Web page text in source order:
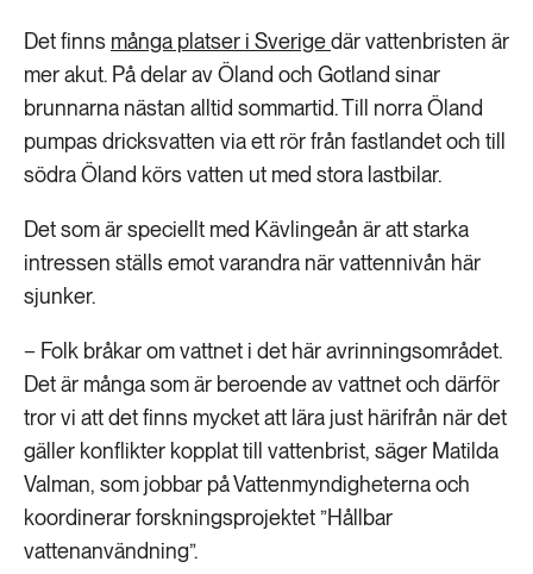
Det finns många platser i Sverigedär vattenbristen är
mer akut. På delar av Öland och Gotland sinar
brunnarna nästan alltid sommartid. Till norra Öland
pumpas dricksvatten via ett rör från fastlandet och till
södra Öland körs vatten ut med stora lastbilar.
Det som är speciellt med Kävlingeån är att starka
intressen ställs emot varandra när vattennivån här
sjunker.
− Folk bråkar om vattnet i det här avrinningsområdet.
Det är många som är beroende av vattnet och därför
tror vi att det finns mycket att lära just härifrån när det
gäller konflikter kopplat till vattenbrist, säger Matilda
Valman, som jobbar på Vattenmyndigheterna och
koordinerar forskningsprojektet ”Hållbar
vattenanvändning”.